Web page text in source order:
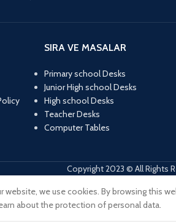
SIRA VE MASALAR
Primary school Desks
Junior High school Desks
High school Desks
Teacher Desks
Computer Tables
Copyright 2023 © All Rights
we use cookies. By browsing this
about the protection of personal data.